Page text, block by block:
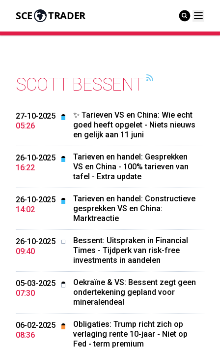
SCE TRADER
SCOTT BESSENT
27-10-2025
05:26
✨ Tarieven VS en China: Wie echt
goed heeft opgelet - Niets nieuws
en gelijk aan 11 juni
26-10-2025
16:22
Tarieven en handel: Gesprekken
VS en China - 100% tarieven van
tafel - Extra update
26-10-2025
14:02
Tarieven en handel: Constructieve
gesprekken VS en China:
Marktreactie
26-10-2025
09:40
Bessent: Uitspraken in Financial
Times - Tijdperk van risk-free
investments in aandelen
05-03-2025
07:30
Oekraïne & VS: Bessent zegt geen
ondertekening gepland voor
mineralendeal
06-02-2025
08:36
Obligaties: Trump richt zich op
verlaging rente 10-jaar - Niet op
Fed - term premium